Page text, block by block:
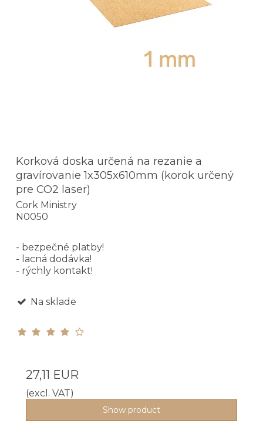
Korková doska určená na rezanie a
gravírovanie 1x305x610mm (korok určený
pre CO2 laser)
Cork Ministry
N0050
- bezpečné platby!
- lacná dodávka!
- rýchly kontakt!
Na sklade
27,11 EUR
(excl. VAT)
Show product